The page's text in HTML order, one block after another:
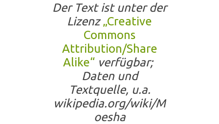
Der Text ist unter der
Lizenz„Creative
Commons
Attribution/Share
Alike“ verfügbar;
Daten und
Textquelle, u.a.
wikipedia.org/wiki/M
oesha